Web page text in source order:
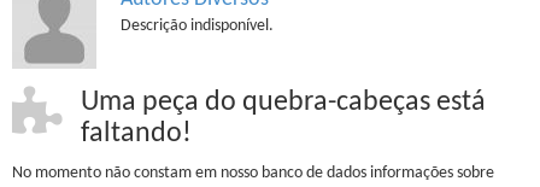
Descrição indisponível.
Uma peça do quebra-cabeças está
faltando!
No momento não constam em nosso banco de dados informações sobre